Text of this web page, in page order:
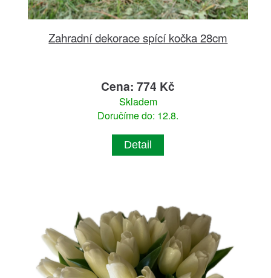
Zahradní dekorace spící kočka 28cm
Cena: 774 Kč
Skladem
Doručíme do: 12.8.
Detail